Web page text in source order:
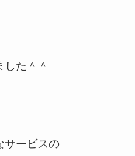
した＾＾
サービスの